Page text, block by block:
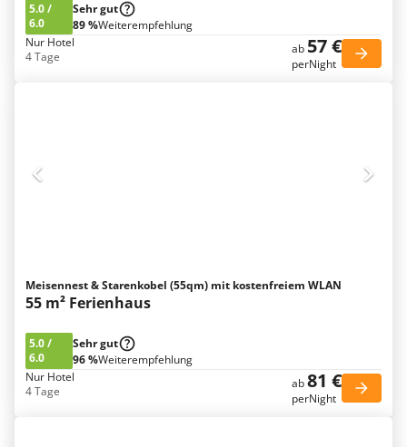
5.0/
6.0
Sehr gut
89 %Weiterempfehlung
Nur Hotel
4 Tage
ab 57 €
perNight
Meisennest & Starenkobel (55qm) mit kostenfreiem WLAN
55 m² Ferienhaus
5.0/
6.0
Sehr gut
96 %Weiterempfehlung
Nur Hotel
4 Tage
ab81 €
perNight